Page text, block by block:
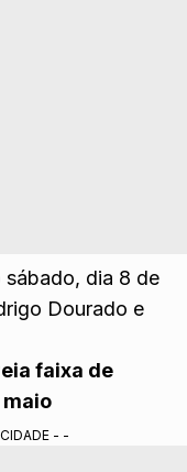
sábado, dia 8 de
Dourado e
faixa de
- -